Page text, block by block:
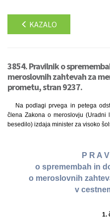
KAZALO
3854. Pravilnik o
meroslovnih zahtevah za
prometu, stran 9237.
Na podlagi prvega in petega
člena Zakona o meroslovju (Uradni
besedilo) izdaja minister za visoko
P R A
o spremembah in
o meroslovnih
v
1.